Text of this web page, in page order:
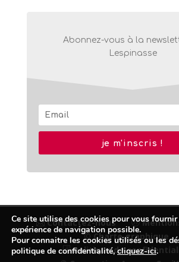
Abonnez-vous à la
Lespinasse
je m'inscris !
Contactez-nous
© Charte graphique
Politique de
Ce site utilise des cookies pour vous
expérience de navigation possible.
Pour connaitre les cookies utilisés ou les
politique de confidentialité,cliquez-ici.